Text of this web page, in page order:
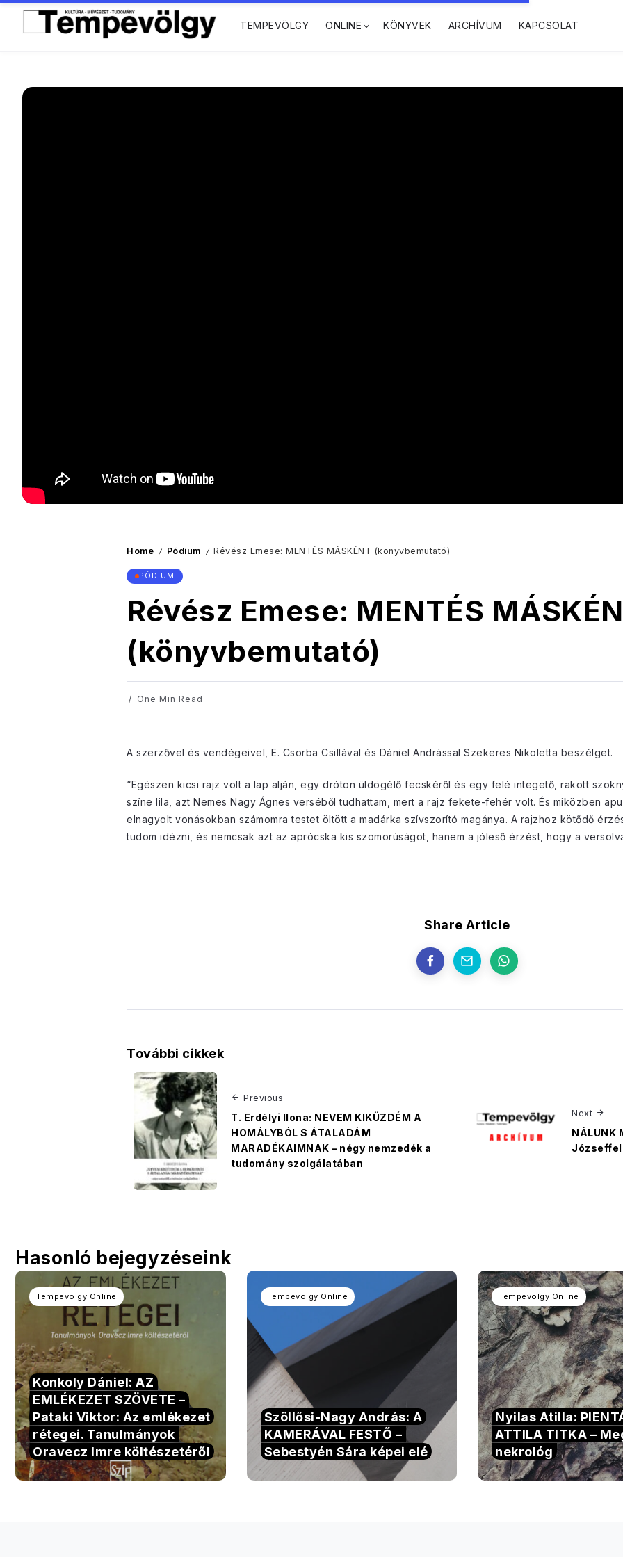
TEMPEVÖLGY ONLINE KÖNYVEK ARCHÍVUM KAPCSOLAT
Home / Pódium / Révész Emese: MENTÉS MÁSKÉNT (könyvbemutató)
PÓDIUM
Révész Emese: MENTÉS
(könyvbemutató)
One Min Read
A szerzővel és vendégeivel, E. Csorba Csillával és Dániel Andrással Szekeres Nikoletta beszélget.
“Egészen kicsi rajz volt a lap alján, egy dróton üldögélő fecskéről és egy felé integető, rakott
színe lila, azt Nemes Nagy Ágnes verséből tudhattam, mert a rajz fekete-fehér volt. És miközben
elnagyolt vonásokban számomra testet öltött a madárka szívszorító magánya. A rajzhoz kötődő
tudom idézni, és nemcsak azt az aprócska kis szomorúságot, hanem a jóleső érzést, hogy a
Share Article
További cikkek
Previous
T. Erdélyi Ilona: NEVEM KIKÜZDÉM A
HOMÁLYBÓL S ÁTALADÁM
MARADÉKAIMNAK – négy nemzedék a
tudomány szolgálatában
Next
NÁLUNK
Hasonló bejegyzéseink
Tempevölgy Online
Konkoly Dániel: AZ
EMLÉKEZET SZÖVETE –
Pataki Viktor: Az emlékezet
rétegei. Tanulmányok
Oravecz Imre költészetéről
Tempevölgy Online
Szöllősi-Nagy András: A
KAMERÁVAL FESTŐ –
Sebestyén Sára képei elé
Tempevölgy Online
Nyilas Atilla:
ATTILA TITKA –
nekrológ